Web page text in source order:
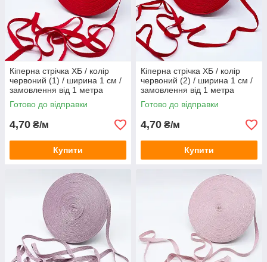
Кіперна стрічка ХБ / колір
червоний (1) / ширина 1 см /
замовлення від 1 метра
Готово до відправки
4,70 ₴/м
Купити
Кіперна стрічка ХБ / колір
червоний (2) / ширина 1 см /
замовлення від 1 метра
Готово до відправки
4,70 ₴/м
Купити